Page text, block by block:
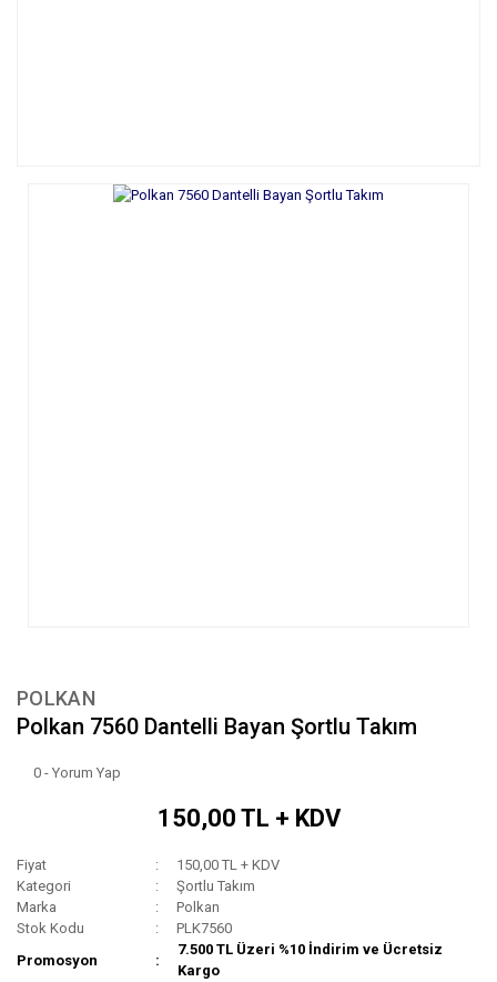
POLKAN
Polkan 7560 Dantelli Bayan Şortlu Takım
0 - Yorum Yap
150,00 TL + KDV
Fiyat
150,00 TL + KDV
Kategori
Şortlu Takım
Marka
Polkan
Stok Kodu
PLK7560
Promosyon
7.500 TL Üzeri %10 İndirim ve Ücretsiz
Kargo